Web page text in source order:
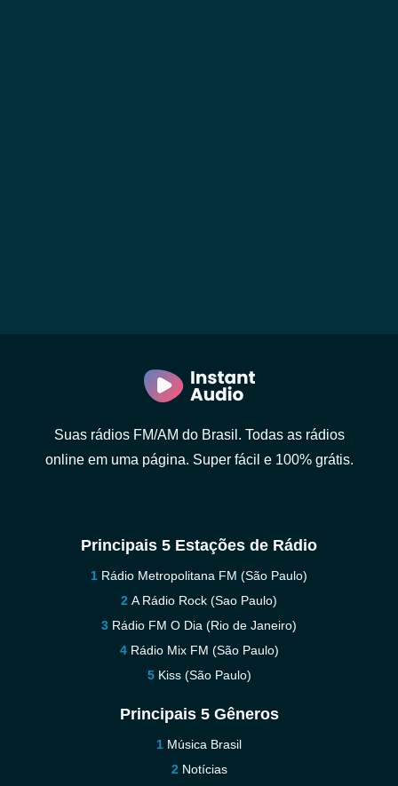
Suas rádios FM/AM do Brasil. Todas as rádios
online em uma página. Super fácil e 100% grátis.
Principais 5 Estações de Rádio
Rádio Metropolitana FM (São Paulo)
A Rádio Rock (Sao Paulo)
Rádio FM O Dia (Rio de Janeiro)
Rádio Mix FM (São Paulo)
Kiss (São Paulo)
Principais 5 Gêneros
Música Brasil
Notícias